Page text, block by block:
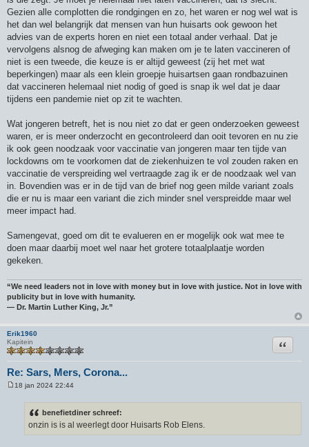
Gezien alle complotten die rondgingen en zo, het waren er nog wel wat is
het dan wel belangrijk dat mensen van hun huisarts ook gewoon het
advies van de experts horen en niet een totaal ander verhaal. Dat je
vervolgens alsnog de afweging kan maken om je te laten vaccineren of
niet is een tweede, die keuze is er altijd geweest (zij het met wat
beperkingen) maar als een klein groepje huisartsen gaan rondbazuinen
dat vaccineren helemaal niet nodig of goed is snap ik wel dat je daar
tijdens een pandemie niet op zit te wachten.
Wat jongeren betreft, het is nou niet zo dat er geen onderzoeken geweest
waren, er is meer onderzocht en gecontroleerd dan ooit tevoren en nu zie
ik ook geen noodzaak voor vaccinatie van jongeren maar ten tijde van
lockdowns om te voorkomen dat de ziekenhuizen te vol zouden raken en
vaccinatie de verspreiding wel vertraagde zag ik er de noodzaak wel van
in. Bovendien was er in de tijd van de brief nog geen milde variant zoals
die er nu is maar een variant die zich minder snel verspreidde maar wel
meer impact had.
Samengevat, goed om dit te evalueren en er mogelijk ook wat mee te
doen maar daarbij moet wel naar het grotere totaalplaatje worden
gekeken.
“We need leaders not in love with money but in love with justice. Not in love with
publicity but in love with humanity.
― Dr. Martin Luther King, Jr.”
Erik1960
Kapitein
Re: Sars, Mers, Corona...
Citeer
18 jan 2024 22:44
benefietdiner schreef:
onzin is is al weerlegt door Huisarts Rob Elens.